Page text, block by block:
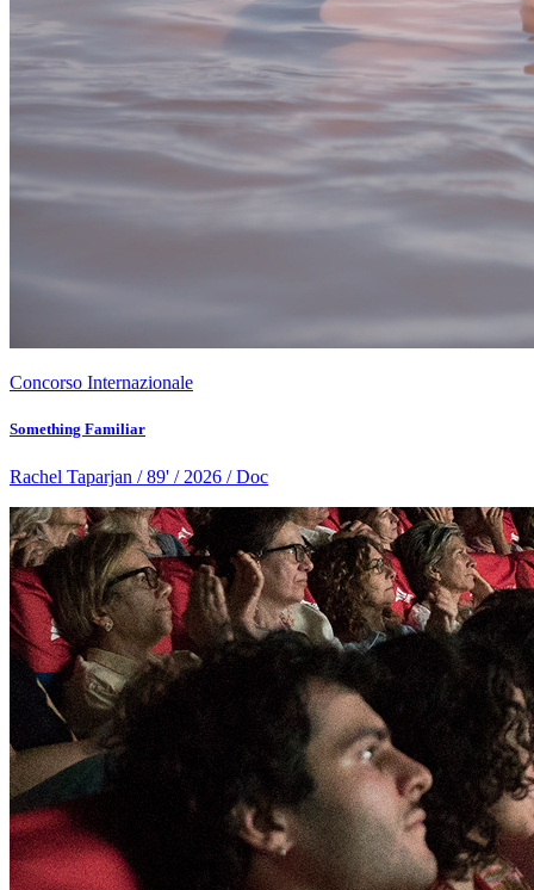
Concorso Internazionale
Something Familiar
Rachel Taparjan / 89' / 2026 / Doc